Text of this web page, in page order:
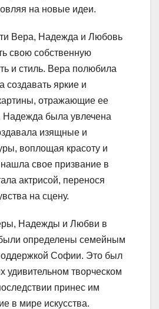
на новые идеи.
Вера, Надежда и Любовь
свою собственную
и стиль. Вера полюбила
создавать яркие и
отражающие ее
Надежда была увлечена
изящные и
воплощая красоту и
свое призвание в
актрисой, перенося
на сцену.
Надежды и Любви в
определены семейным
Софии. Это был
удивительном творческом
принес им
в мире искусства.